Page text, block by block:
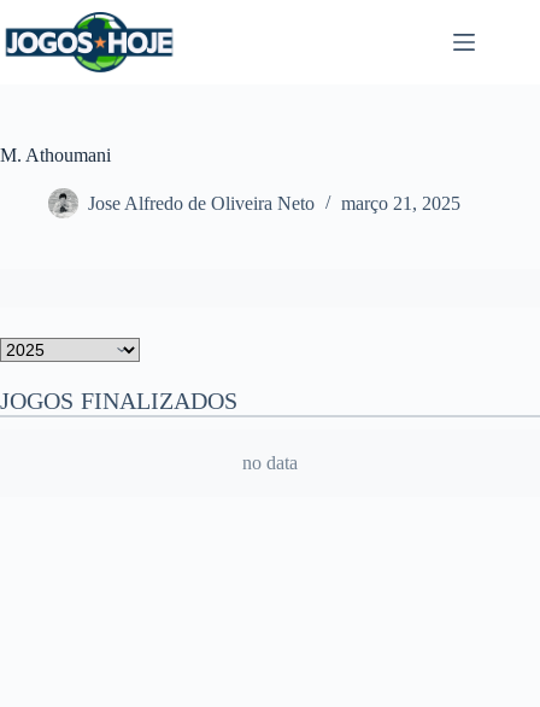
para
o
M. Athoumani
Jose Alfredo de Oliveira Neto março 21, 2025
JOGOS FINALIZADOS
no data